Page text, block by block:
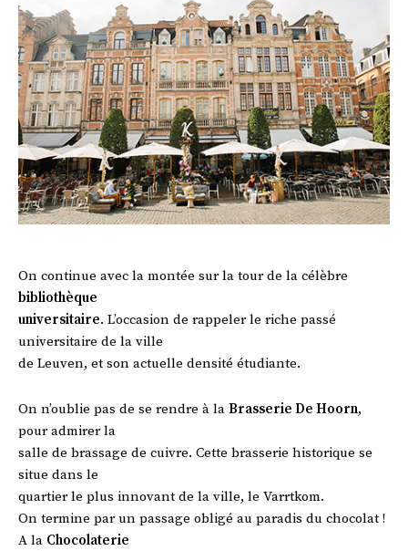
On continue avec la montée sur la tour de la célèbre
bibliothèque
universitaire. L’occasion de rappeler le riche passé
universitaire de la ville
de Leuven, et son actuelle densité étudiante.
On n’oublie pas de se rendre à la Brasserie De Hoorn,
pour admirer la
salle de brassage de cuivre. Cette brasserie historique se
situe dans le
quartier le plus innovant de la ville, le Varrtkom.
On termine par un passage obligé au paradis du chocolat !
A la Chocolaterie